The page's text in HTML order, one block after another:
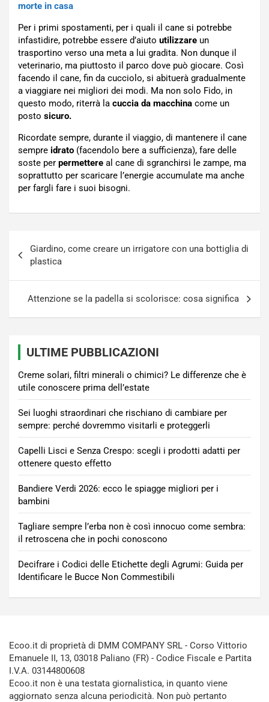
morte in casa
Per i primi spostamenti, per i quali il cane si potrebbe
infastidire, potrebbe essere d’aiuto utilizzare un
trasportino verso una meta a lui gradita. Non dunque il
veterinario, ma piuttosto il parco dove può giocare. Così
facendo il cane, fin da cucciolo, si abituerà gradualmente
a viaggiare nei migliori dei modi. Ma non solo Fido, in
questo modo, riterrà la cuccia da macchina come un
posto sicuro.
Ricordate sempre, durante il viaggio, di mantenere il cane
sempre idrato (facendolo bere a sufficienza), fare delle
soste per permettere al cane di sgranchirsi le zampe, ma
soprattutto per scaricare l’energie accumulate ma anche
per fargli fare i suoi bisogni.
articoli
Giardino, come creare un irrigatore con una bottiglia di
plastica
Attenzione se la padella si scolorisce: cosa significa
ULTIME PUBBLICAZIONI
Creme solari, filtri minerali o chimici? Le differenze che è
utile conoscere prima dell’estate
Sei luoghi straordinari che rischiano di cambiare per
sempre: perché dovremmo visitarli e proteggerli
Capelli Lisci e Senza Crespo: scegli i prodotti adatti per
ottenere questo effetto
Bandiere Verdi 2026: ecco le spiagge migliori per i
bambini
Tagliare sempre l’erba non è così innocuo come sembra:
il retroscena che in pochi conoscono
Decifrare i Codici delle Etichette degli Agrumi: Guida per
Identificare le Bucce Non Commestibili
Ecoo.it di proprietà di DMM COMPANY SRL - Corso Vittorio
Emanuele II, 13, 03018 Paliano (FR) - Codice Fiscale e Partita
I.V.A. 03144800608
Ecoo.it non è una testata giornalistica, in quanto viene
aggiornato senza alcuna periodicità. Non può pertanto